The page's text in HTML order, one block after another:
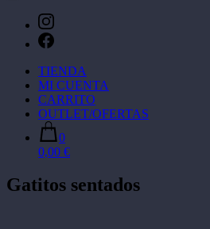
TIENDA
MI CUENTA
CARRITO
OUTLET/OFERTAS
0
0,00 €
Gatitos sentados